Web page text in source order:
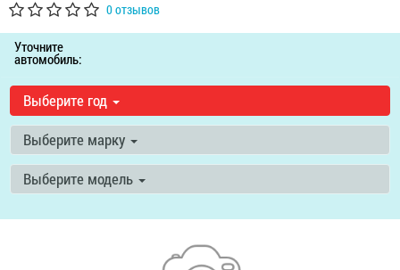
0 отзывов
Уточните
автомобиль:
Выберите год
Выберите марку
Выберите модель